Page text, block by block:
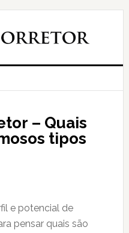
– Quais
tipos
e potencial de
pensar quais são